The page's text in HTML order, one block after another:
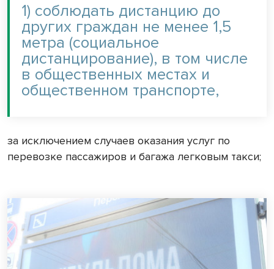
1) соблюдать дистанцию до
других граждан не менее 1,5
метра (социальное
дистанцирование), в том числе
в общественных местах и
общественном транспорте,
за исключением случаев оказания услуг по
перевозке пассажиров и багажа легковым такси;